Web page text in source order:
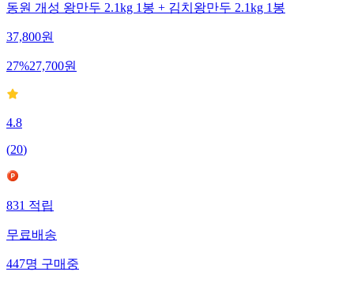
동원 개성 왕만두 2.1kg 1봉 + 김치왕만두 2.1kg 1봉
37,800원
27%27,700원
4.8
(20)
831적립
무료배송
447명구매중